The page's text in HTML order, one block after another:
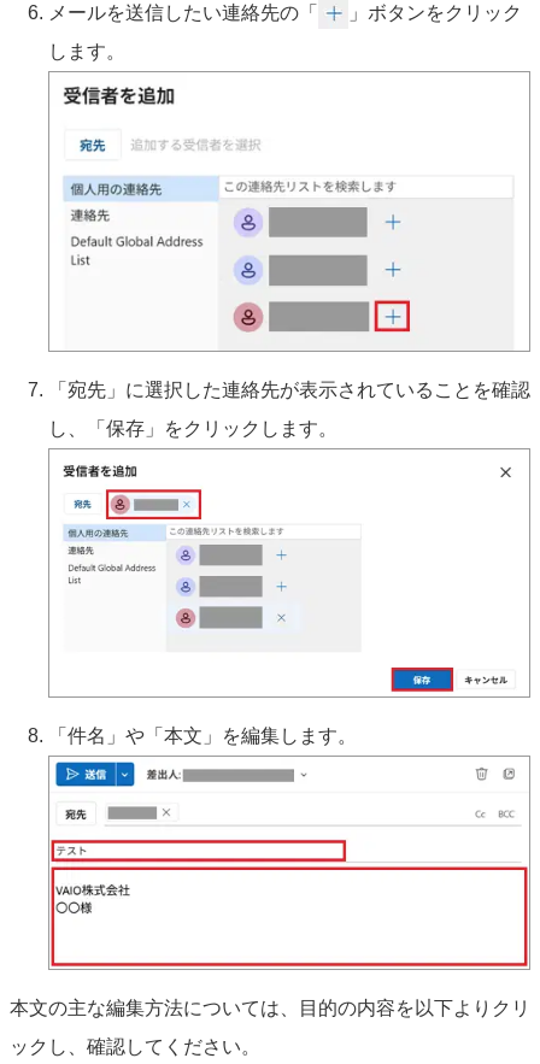
メールを送信したい連絡先の「
」ボタンをクリック
します。
「宛先」に選択した連絡先が表示されていることを確認
し、「保存」をクリックします。
「件名」や「本文」を編集します。
本文の主な編集方法については、目的の内容を以下よりクリ
ックし、確認してください。